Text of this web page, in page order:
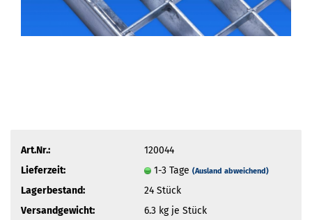
Art.Nr.:
120044
Lieferzeit:
1-3 Tage (Ausland abweichend)
Lagerbestand: 24 Stück
Versandgewicht:
6.3kg je Stück